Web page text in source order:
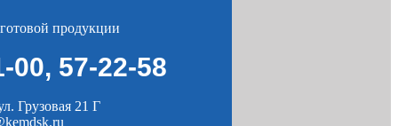
продукции
00, 57-22-58
Грузовая 21 Г